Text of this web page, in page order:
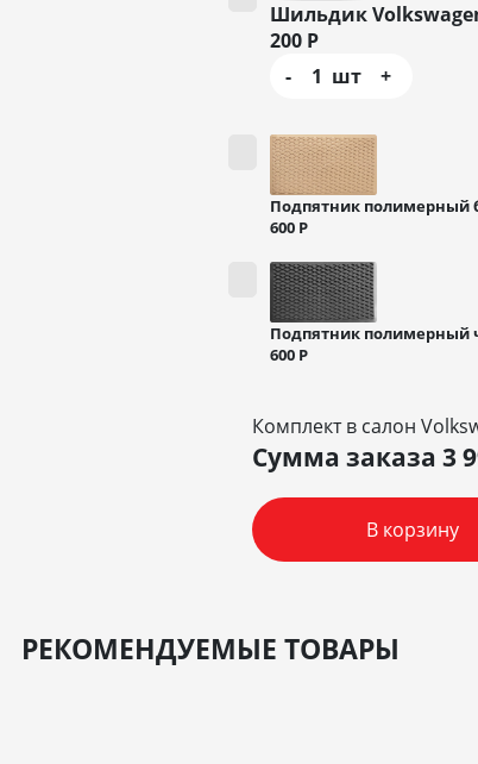
Шильдик
200 Р
-
1 шт +
Подпятник полимерный
600 Р
Подпятник полимерный
600 Р
Комплект в салон
Сумма заказа 3
В корзину
РЕКОМЕНДУЕМЫЕ ТОВАРЫ